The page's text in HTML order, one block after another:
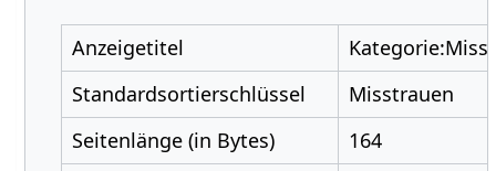
Anzeigetitel
Standardsortierschlüssel
Misstrauen
Seitenlänge (in Bytes)
164